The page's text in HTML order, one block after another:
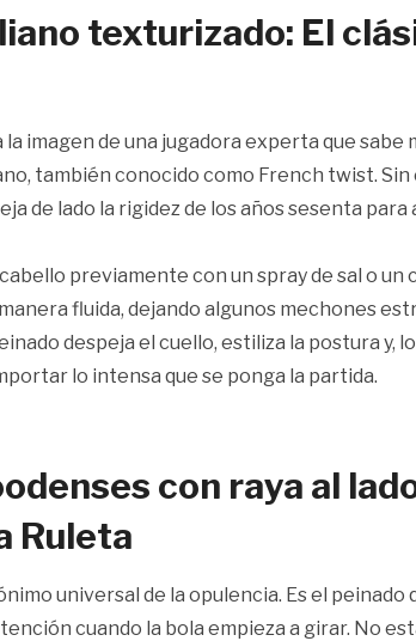
texturizado: El
la imagen de una jugadora experta que sabe
también conocido como French twist. Sin
de lado la rigidez de los años sesenta
previamente con un spray de sal o un
fluida, dejando algunos mechones
despeja el cuello, estiliza la postura y,
lo intensa que se ponga la partida.
con raya al
Ruleta
universal de la opulencia. Es el peinado
cuando la bola empieza a girar. No